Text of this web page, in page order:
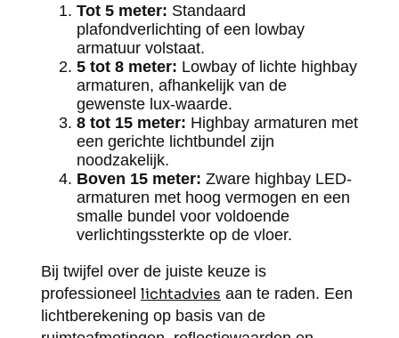
Tot 5 meter: Standaard
plafondverlichting of een lowbay
armatuur volstaat.
5 tot 8 meter: Lowbay of lichte highbay
armaturen, afhankelijk van de
gewenste lux-waarde.
8 tot 15 meter: Highbay armaturen met
een gerichte lichtbundel zijn
noodzakelijk.
Boven 15 meter: Zware highbay LED-
armaturen met hoog vermogen en een
smalle bundel voor voldoende
verlichtingssterkte op de vloer.
Bij twijfel over de juiste keuze is
professioneel lichtadvies aan te raden. Een
lichtberekening op basis van de